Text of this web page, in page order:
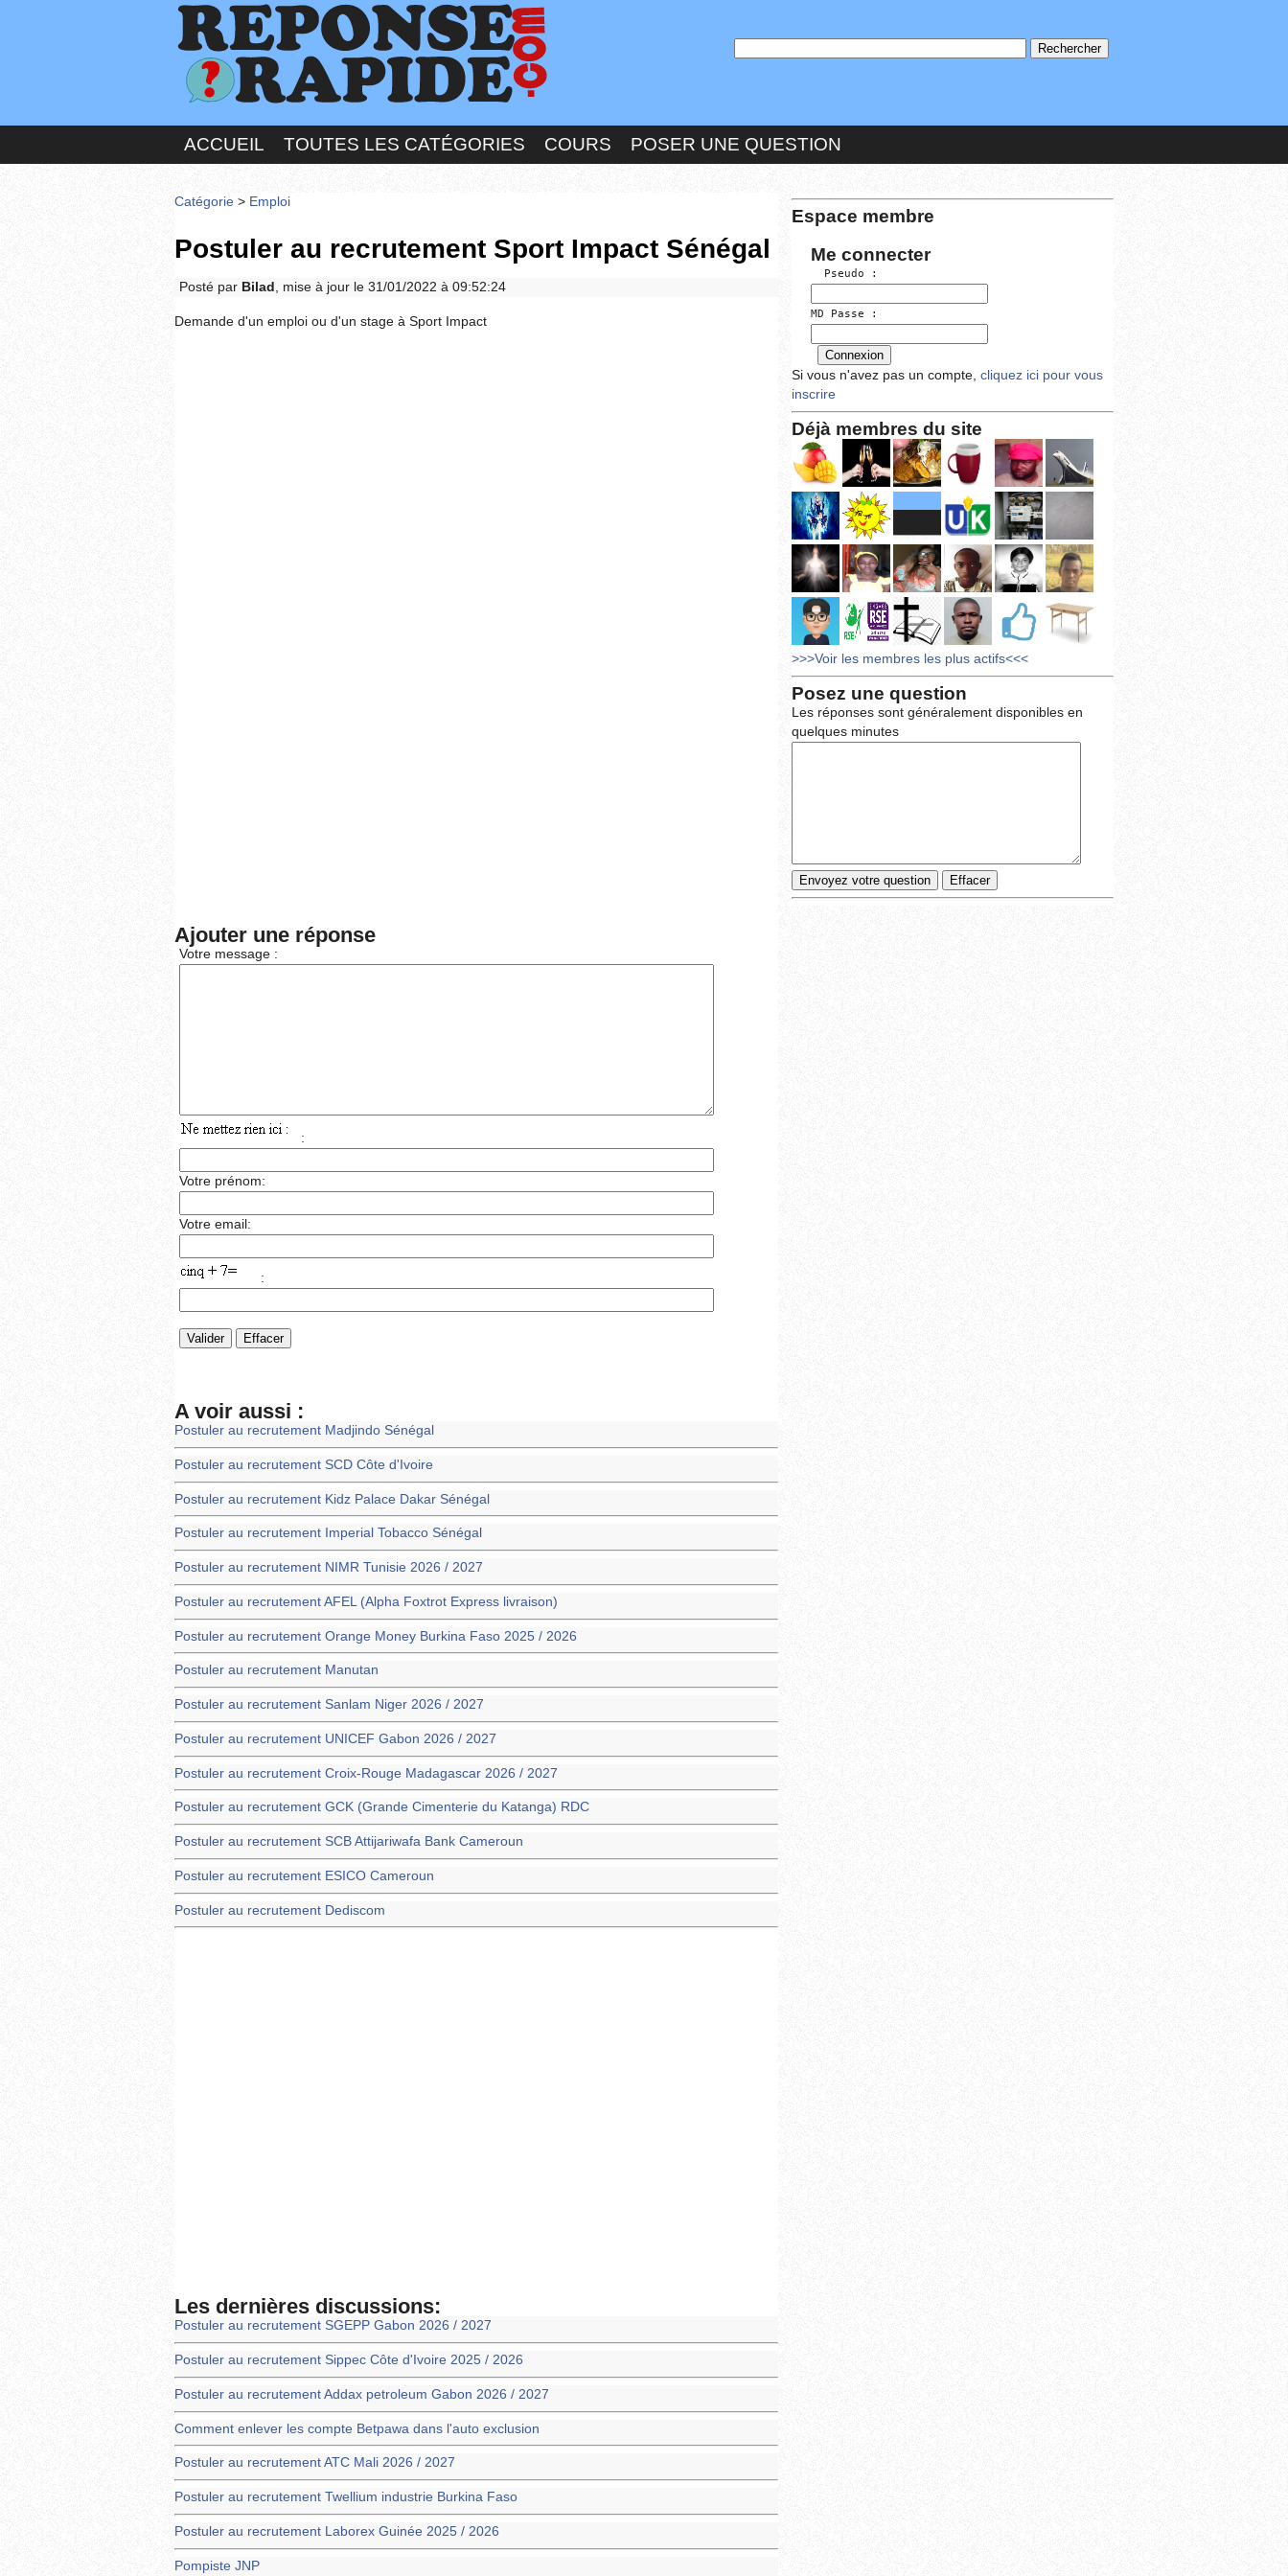
ACCUEIL TOUTES LES CATÉGORIES COURS POSER UNE QUESTION
Catégorie > Emploi
Postuler au recrutement Sport Impact Sénégal
Posté par Bilad , mise à jour le 31/01/2022 à 09:52:24
Demande d'un emploi ou d'un stage à Sport Impact
Ajouter une réponse
Votre message :
:
Votre prénom:
Votre email:
:
A voir aussi :
Postuler au recrutement Madjindo Sénégal
Postuler au recrutement SCD Côte d'Ivoire
Postuler au recrutement Kidz Palace Dakar Sénégal
Postuler au recrutement Imperial Tobacco Sénégal
Postuler au recrutement NIMR Tunisie 2026 / 2027
Postuler au recrutement AFEL (Alpha Foxtrot Express livraison)
Postuler au recrutement Orange Money Burkina Faso 2025 / 2026
Postuler au recrutement Manutan
Postuler au recrutement Sanlam Niger 2026 / 2027
Postuler au recrutement UNICEF Gabon 2026 / 2027
Postuler au recrutement Croix-Rouge Madagascar 2026 / 2027
Postuler au recrutement GCK (Grande Cimenterie du Katanga) RDC
Postuler au recrutement SCB Attijariwafa Bank Cameroun
Postuler au recrutement ESICO Cameroun
Postuler au recrutement Dediscom
Les dernières discussions:
Postuler au recrutement SGEPP Gabon 2026 / 2027
Postuler au recrutement Sippec Côte d'Ivoire 2025 / 2026
Postuler au recrutement Addax petroleum Gabon 2026 / 2027
Comment enlever les compte Betpawa dans l'auto exclusion
Postuler au recrutement ATC Mali 2026 / 2027
Postuler au recrutement Twellium industrie Burkina Faso
Postuler au recrutement Laborex Guinée 2025 / 2026
Pompiste JNP
Espace membre
Me connecter
  Pseudo :
MD Passe :
Si vous n'avez pas un compte, cliquez ici pour vous
inscrire
Déjà membres du site
>>>Voir les membres les plus actifs<<<
Posez une question
Les réponses sont généralement disponibles en
quelques minutes